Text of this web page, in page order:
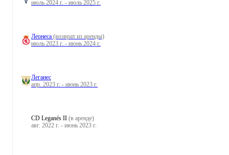
июль 2024 г. - июль 2025 г.
Леонеса (возврат из аренды)
июль 2023 г. - июнь 2024 г.
Леганес
апр. 2023 г. - июнь 2023 г.
CD Leganés II (в аренде)
авг. 2022 г. - июнь 2023 г.